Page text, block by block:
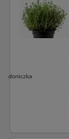
doniczka